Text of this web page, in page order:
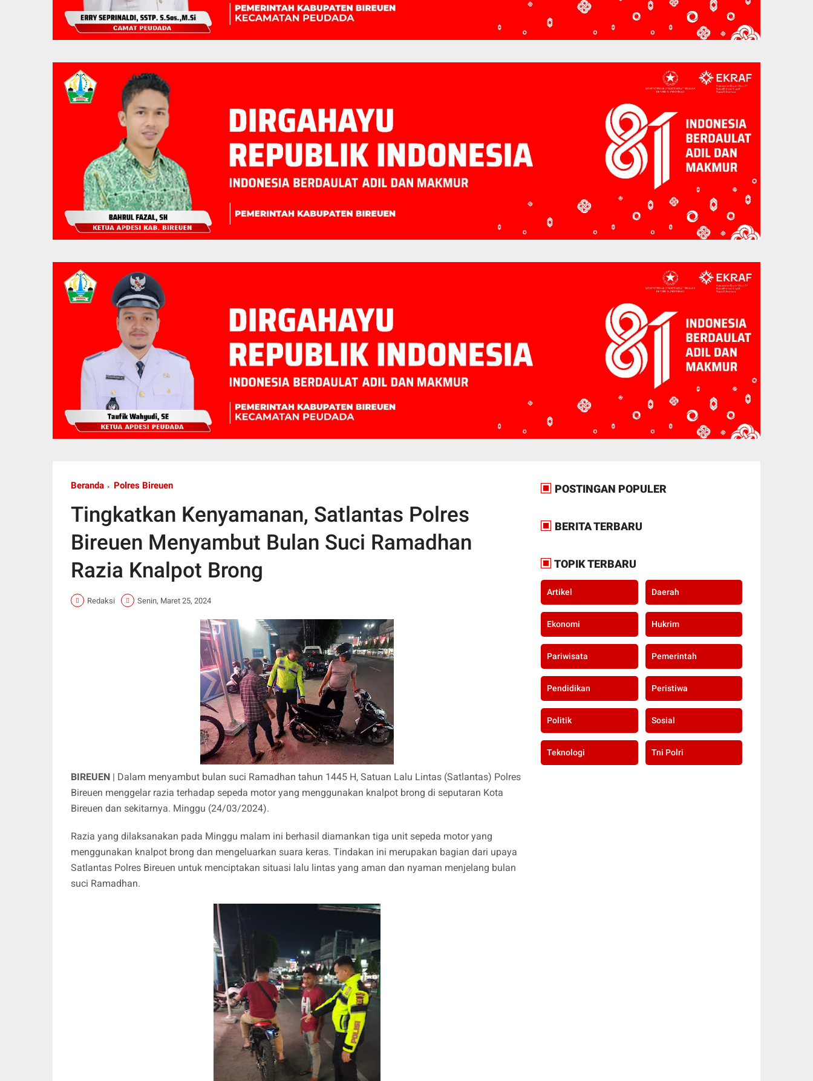
Beranda Polres Bireuen
Tingkatkan Kenyamanan, Satlantas Polres
Bireuen Menyambut Bulan Suci Ramadhan
Razia Knalpot Brong
Redaksi Senin, Maret 25, 2024
BIREUEN | Dalam menyambut bulan suci Ramadhan tahun 1445 H, Satuan Lalu Lintas (Satlantas) Polres
Bireuen menggelar razia terhadap sepeda motor yang menggunakan knalpot brong di seputaran Kota
Bireuen dan sekitarnya. Minggu (24/03/2024).
Razia yang dilaksanakan pada Minggu malam ini berhasil diamankan tiga unit sepeda motor yang
menggunakan knalpot brong dan mengeluarkan suara keras. Tindakan ini merupakan bagian dari upaya
Satlantas Polres Bireuen untuk menciptakan situasi lalu lintas yang aman dan nyaman menjelang bulan
suci Ramadhan.
POSTINGAN POPULER
BERITA TERBARU
TOPIK TERBARU
Artikel Daerah
Ekonomi Hukrim
Pariwisata Pemerintah
Pendidikan Peristiwa
Politik Sosial
Teknologi Tni Polri